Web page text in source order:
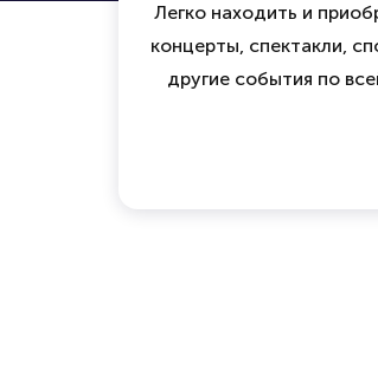
Легко находить и
концерты, спектакли,
другие события по